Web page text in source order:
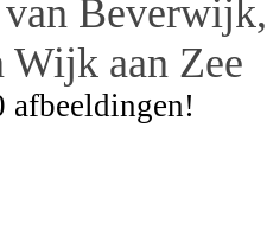
Beverwijk,
Wijk aan Zee
afbeeldingen!